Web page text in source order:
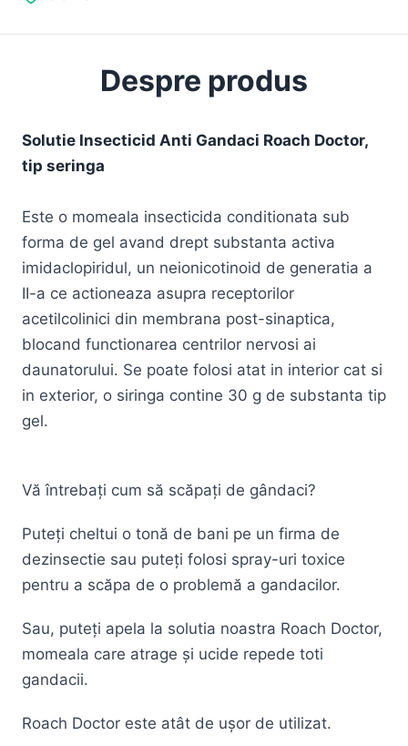
Despre produs
Solutie Insecticid Anti Gandaci Roach Doctor,
tip seringa
Este o momeala insecticida conditionata sub
forma de gel avand drept substanta activa
imidaclopiridul, un neionicotinoid de generatia a
II-a ce actioneaza asupra receptorilor
acetilcolinici din membrana post-sinaptica,
blocand functionarea centrilor nervosi ai
daunatorului. Se poate folosi atat in interior cat si
in exterior, o siringa contine 30 g de substanta tip
gel.
Vă întrebați cum să scăpați de gândaci?
Puteți cheltui o tonă de bani pe un firma de
dezinsectie sau puteți folosi spray-uri toxice
pentru a scăpa de o problemă a gandacilor.
Sau, puteți apela la solutia noastra Roach Doctor,
momeala care atrage și ucide repede toti
gandacii.
Roach Doctor este atât de ușor de utilizat.